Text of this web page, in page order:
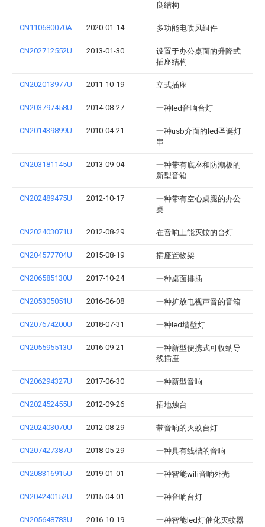
良结构
CN110680070A 2020-01-14 多功能电吹风组件
CN202712552U 2013-01-30
设置于办公桌面的升降式
插座结构
CN202013977U 2011-10-19 立式插座
CN203797458U 2014-08-27 一种led音响台灯
CN201439899U 2010-04-21
一种usb介面的led圣诞灯
串
CN203181145U 2013-09-04
一种带有底座和防潮板的
新型音箱
CN202489475U 2012-10-17
一种带有空心桌腿的办公
桌
CN202403071U 2012-08-29 在音响上能灭蚊的台灯
CN204577704U 2015-08-19 插座置物架
CN206585130U 2017-10-24 一种桌面排插
CN205305051U 2016-06-08 一种扩放电视声音的音箱
CN207674200U 2018-07-31 一种led墙壁灯
CN205595513U 2016-09-21
一种新型便携式可收纳导
线插座
CN206294327U 2017-06-30 一种新型音响
CN202452455U 2012-09-26 插地烛台
CN202403070U 2012-08-29 带音响的灭蚊台灯
CN207427387U 2018-05-29 一种具有线槽的音响
CN208316915U 2019-01-01 一种智能wifi音响外壳
CN204240152U 2015-04-01 一种音响台灯
CN205648783U 2016-10-19 一种智能led灯催化灭蚊器